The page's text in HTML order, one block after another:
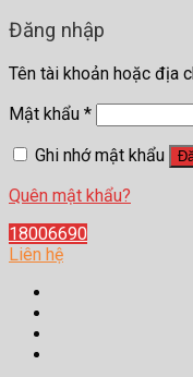
Đăng nhập
Tên tài khoản hoặc địa
Mật khẩu *
Ghi nhớ mật khẩu
Quên mật khẩu?
18006690
Liên hệ